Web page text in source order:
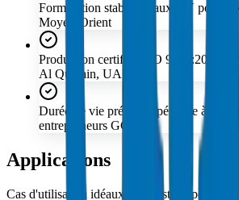
Formulation stabilisée aux UV pour
Moyen-Orient
Production certifiée ISO 9001:2015
Al Quwain, UAE
Durée de vie prévue supérieure à 50
entrepreneurs GCC
Applications
Cas d'utilisation idéaux et industries pour ce